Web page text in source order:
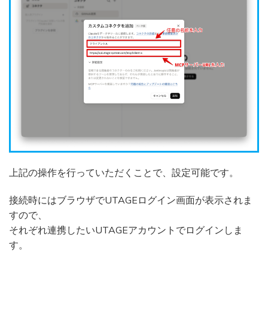
上記の操作を行っていただくことで、設定可能です。
接続時にはブラウザでUTAGEログイン画面が表示されま
すので、
それぞれ連携したいUTAGEアカウントでログインしま
す。